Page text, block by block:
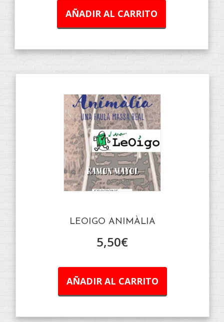
AÑADIR AL CARRITO
LEOIGO ANIMÀLIA
5,50€
AÑADIR AL CARRITO